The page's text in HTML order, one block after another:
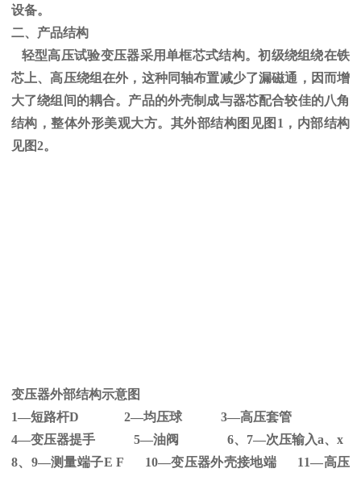
设备。
二、产品结构
轻型高压试验变压器采用单框芯式结构。初级绕组绕在铁
芯上、高压绕组在外，这种同轴布置减少了漏磁通，因而增
大了绕组间的耦合。产品的外壳制成与器芯配合较佳的八角
结构，整体外形美观大方。其外部结构图见图 1 ，内部结构
见图2。
变压器外部结构示意图
1—短路杆D 2—均压球 3—高压套管
4—变压器提手 5—油阀 6、 7—次压输入a、 x
8、 9—测量端子E F 10—变压器外壳接地端 11—高压